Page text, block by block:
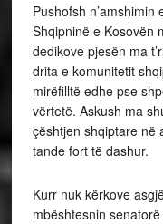
Pushofsh
Shqipninë e Kosovën
dedikove pjesën ma
drita e komunitetit
mirëfilltë edhe pse
vërtetë. Askush ma
çështjen shqiptare në
tande fort të dashur.
Kurr nuk kërkove
mbështesnin